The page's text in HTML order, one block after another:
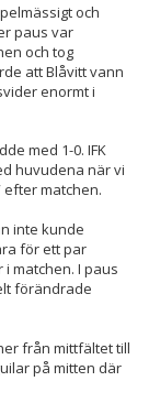
och
paus var
och tog
att Blåvitt vann
enormt i
med 1-0. IFK
huvudena när vi
efter matchen.
inte kunde
för ett par
matchen. I paus
förändrade
från mittfältet till
på mitten där